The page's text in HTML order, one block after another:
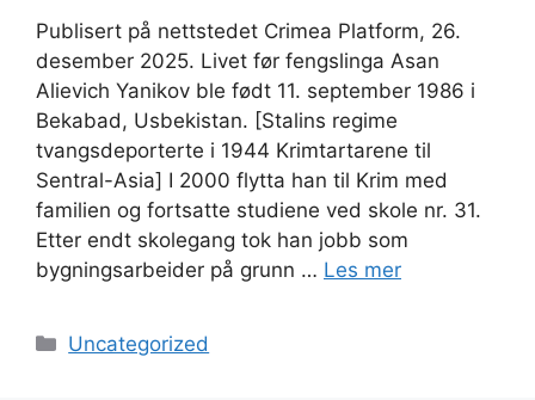
Publisert på nettstedet Crimea Platform, 26.
desember 2025. Livet før fengslinga Asan
Alievich Yanikov ble født 11. september 1986 i
Bekabad, Usbekistan. [Stalins regime
tvangsdeporterte i 1944 Krimtartarene til
Sentral-Asia] I 2000 flytta han til Krim med
familien og fortsatte studiene ved skole nr. 31.
Etter endt skolegang tok han jobb som
bygningsarbeider på grunn … Les mer
Kategorier
Uncategorized